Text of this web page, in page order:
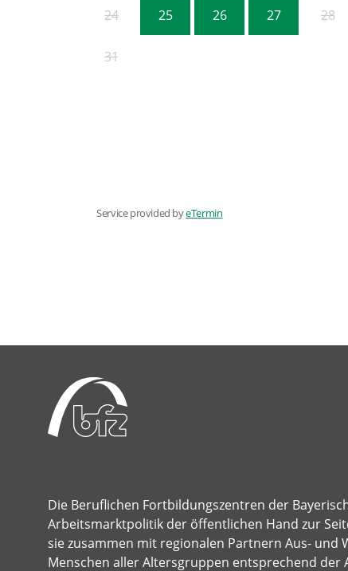
Die Beruflichen Fortbildungszentren der
Arbeitsmarktpolitik der öffentlichen Hand zur
sie zusammen mit regionalen Partnern Aus-
Menschen aller Altersgruppen entsprechend